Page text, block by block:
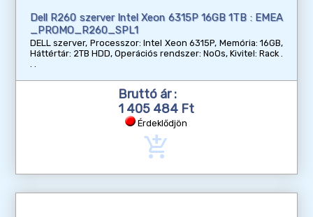
Dell R260 szerver Intel Xeon 6315P 16GB 1TB : EMEA
_PROMO_R260_SPL1
DELL szerver, Processzor: Intel Xeon 6315P, Memória: 16GB,
Háttértár: 2TB HDD, Operációs rendszer: NoOs, Kivitel: Rack
Bruttó ár :
1 405 484 Ft
Érdeklődjön
add_shopping_cart